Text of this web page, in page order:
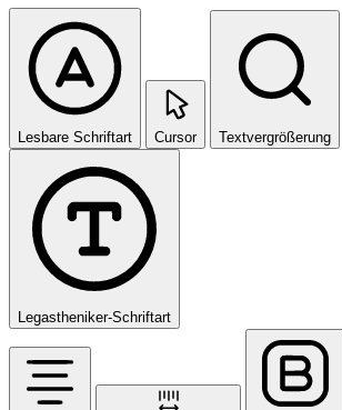
Lesbare Schriftart Cursor Textvergrößerung
Legastheniker-Schriftart